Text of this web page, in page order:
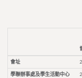
會址
學聯辦事處及學生活動中心